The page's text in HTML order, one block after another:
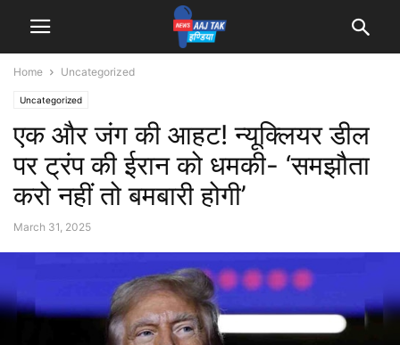
Home Uncategorized
Uncategorized
एक और जंग की आहट! न्यूक्लियर डील
पर ट्रंप की ईरान को धमकी- ‘समझौता
करो नहीं तो बमबारी होगी’
March 31, 2025